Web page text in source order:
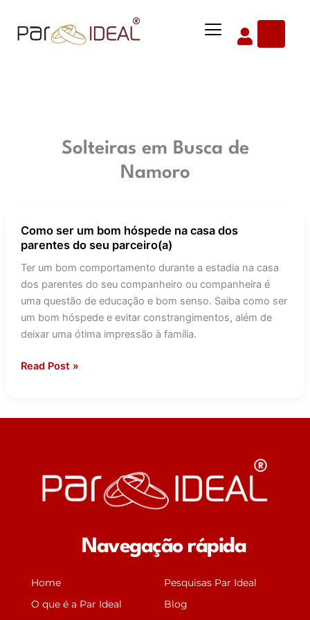
para
Menu
Solteiras em Busca de
Namoro
Como ser um bom hóspede na casa dos
parentes do seu parceiro(a)
Ter um bom comportamento durante a estadia na casa
dos parentes do seu companheiro ou companheira é
uma questão de educação e bom senso. Saiba como ser
um bom hóspede e evitar constrangimentos, além de
deixar uma ótima impressão à família.
Como
ser
um
bom
hóspede
na
casa
parentes
Read Post »
Navegação rápida
Home
O que é a Par Ideal
Pesquisas Par Ideal
Blog